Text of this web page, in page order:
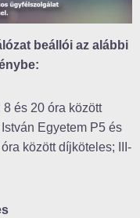
beállói az alábbi
és 20 óra között
Egyetem P5 és
között díjköteles; III-